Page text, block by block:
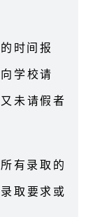
时间报
学校请
未请假者
有录取的
取要求或